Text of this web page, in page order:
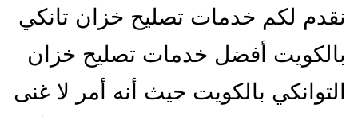
نقدم لكم خدمات تصليح خزان تانكي
بالكويت أفضل خدمات تصليح خزان
التوانكي بالكويت حيث أنه أمر لا غنى